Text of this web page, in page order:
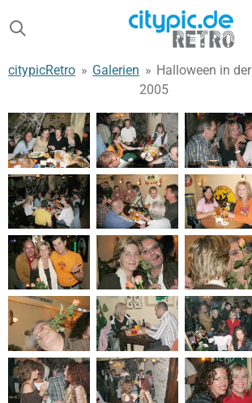
Zum
Hauptinhalt
citypicRetro » Galerien » Halloween in
2005